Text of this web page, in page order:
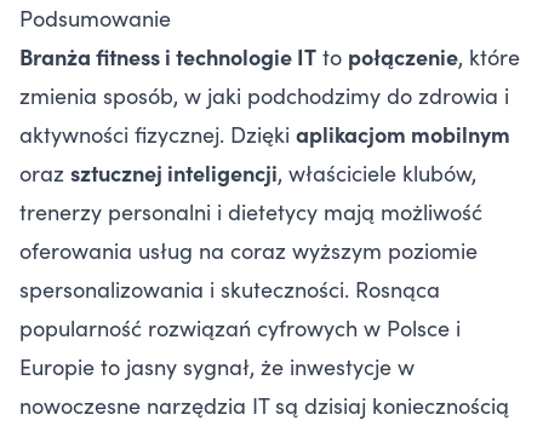
Podsumowanie
Branża fitness i technologie IT to połączenie, które
zmienia sposób, w jaki podchodzimy do zdrowia i
aktywności fizycznej. Dzięki aplikacjom mobilnym
oraz sztucznej inteligencji, właściciele klubów,
trenerzy personalni i dietetycy mają możliwość
oferowania usług na coraz wyższym poziomie
spersonalizowania i skuteczności. Rosnąca
popularność rozwiązań cyfrowych w Polsce i
Europie to jasny sygnał, że inwestycje w
nowoczesne narzędzia IT są dzisiaj koniecznością